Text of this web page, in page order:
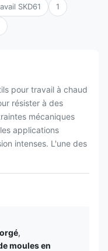
SKD61 1
pour travail à chaud
résister à des
mécaniques
applications
intenses. L'une des
,
moules en